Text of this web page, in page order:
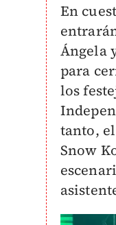
En
Ángela
para
los
tanto,
Snow